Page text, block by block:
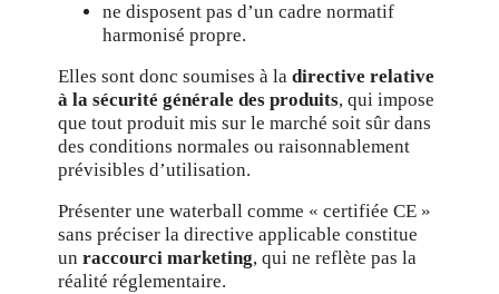
ne disposent pas d’un cadre normatif
harmonisé propre.
Elles sont donc soumises à ladirective relative
à la sécurité générale des produits, qui impose
que tout produit mis sur le marché soit sûr dans
des conditions normales ou raisonnablement
prévisibles d’utilisation.
Présenter une waterball comme « certifiée CE »
sans préciser la directive applicable constitue
unraccourci marketing, qui ne reflète pas la
réalité réglementaire.